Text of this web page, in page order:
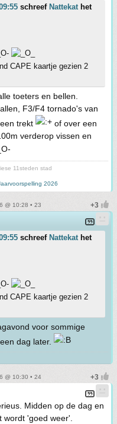
schreef Nattekathet
CAPE kaartje gezien 2
toeters en bellen.
F3/F4 tornado's van
trekt
of over een
verderop vissen en
11steden stad
2026
@ 10:28 • 23
schreef Nattekathet
CAPE kaartje gezien 2
voor sommige
dag later.
@ 10:30 • 24
Midden op de dag en
wordt 'goed weer'.